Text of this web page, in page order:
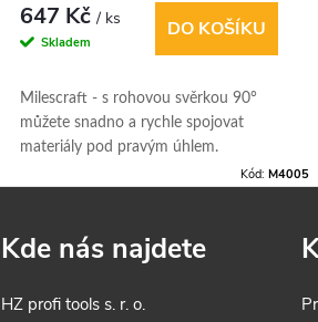
647 Kč/ ks
Skladem
DO KOŠÍKU
Milescraft - s rohovou svěrkou 90°
můžete snadno a rychle spojovat
materiály pod pravým úhlem.
Kód: M4005
Kde nás najdete
HZ profi tools s. r. o.